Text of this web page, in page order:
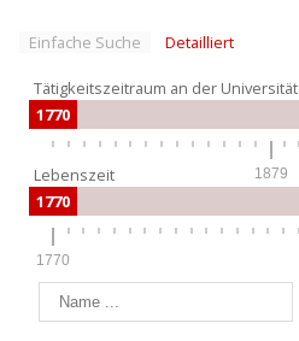
Einfache Suche Detailliert
Tätigkeitszeitraum an der Universität
1770
1879
Lebenszeit
1770
1770